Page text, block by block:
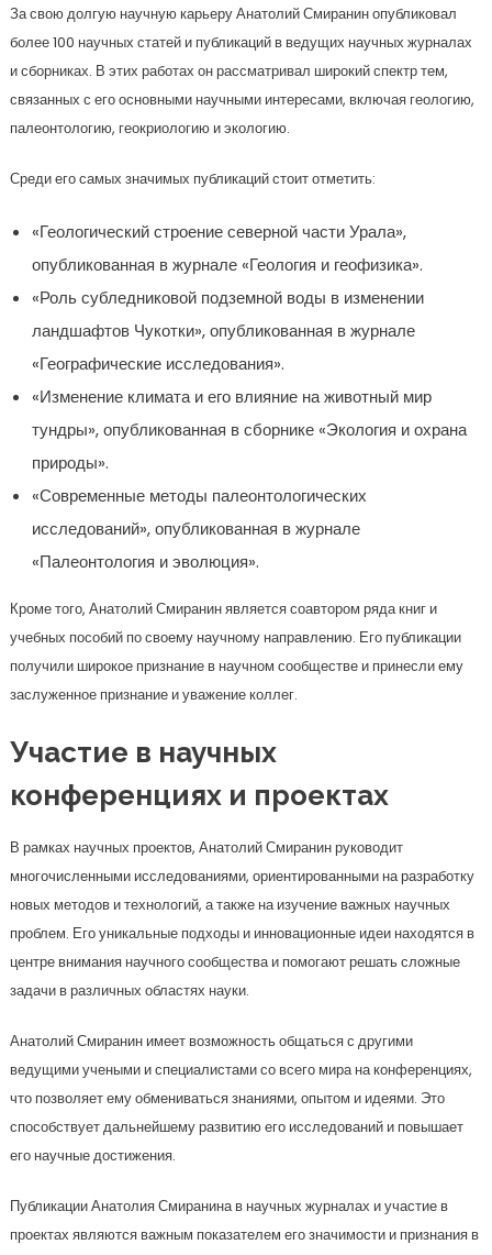
За свою долгую научную карьеру Анатолий Смиранин опубликовал
более 100 научных статей и публикаций в ведущих научных журналах
и сборниках. В этих работах он рассматривал широкий спектр тем,
связанных с его основными научными интересами, включая геологию,
палеонтологию, геокриологию и экологию.
Среди его самых значимых публикаций стоит отметить:
«Геологический строение северной части Урала»,
опубликованная в журнале «Геология и геофизика».
«Роль субледниковой подземной воды в изменении
ландшафтов Чукотки», опубликованная в журнале
«Географические исследования».
«Изменение климата и его влияние на животный мир
тундры», опубликованная в сборнике «Экология и охрана
природы».
«Современные методы палеонтологических
исследований», опубликованная в журнале
«Палеонтология и эволюция».
Кроме того, Анатолий Смиранин является соавтором ряда книг и
учебных пособий по своему научному направлению. Его публикации
получили широкое признание в научном сообществе и принесли ему
заслуженное признание и уважение коллег.
Участие в научных
конференциях и проектах
В рамках научных проектов, Анатолий Смиранин руководит
многочисленными исследованиями, ориентированными на разработку
новых методов и технологий, а также на изучение важных научных
проблем. Его уникальные подходы и инновационные идеи находятся в
центре внимания научного сообщества и помогают решать сложные
задачи в различных областях науки.
Анатолий Смиранин имеет возможность общаться с другими
ведущими учеными и специалистами со всего мира на конференциях,
что позволяет ему обмениваться знаниями, опытом и идеями. Это
способствует дальнейшему развитию его исследований и повышает
его научные достижения.
Публикации Анатолия Смиранина в научных журналах и участие в
проектах являются важным показателем его значимости и признания в